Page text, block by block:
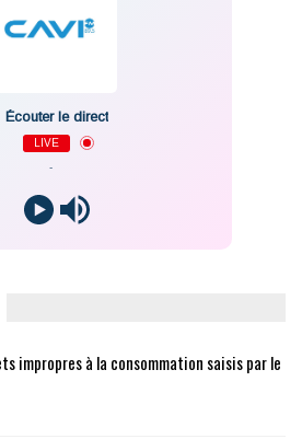
Écouter le direct
LIVE
impropres à la consommation saisis par le